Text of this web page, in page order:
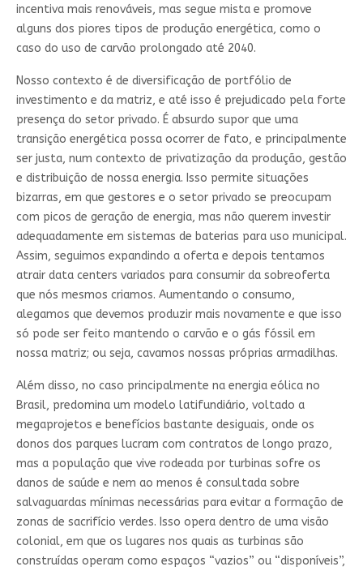
incentiva mais renováveis, mas segue mista e promove
alguns dos piores tipos de produção energética, como o
caso do uso de carvão prolongado até 2040.
Nosso contexto é de diversificação de portfólio de
investimento e da matriz, e até isso é prejudicado pela forte
presença do setor privado. É absurdo supor que uma
transição energética possa ocorrer de fato, e principalmente
ser justa, num contexto de privatização da produção, gestão
e distribuição de nossa energia. Isso permite situações
bizarras, em que gestores e o setor privado se preocupam
com picos de geração de energia, mas não querem investir
adequadamente em sistemas de baterias para uso municipal.
Assim, seguimos expandindo a oferta e depois tentamos
atrair data centers variados para consumir da sobreoferta
que nós mesmos criamos. Aumentando o consumo,
alegamos que devemos produzir mais novamente e que isso
só pode ser feito mantendo o carvão e o gás fóssil em
nossa matriz; ou seja, cavamos nossas próprias armadilhas.
Além disso, no caso principalmente na energia eólica no
Brasil, predomina um modelo latifundiário, voltado a
megaprojetos e benefícios bastante desiguais, onde os
donos dos parques lucram com contratos de longo prazo,
mas a população que vive rodeada por turbinas sofre os
danos de saúde e nem ao menos é consultada sobre
salvaguardas mínimas necessárias para evitar a formação de
zonas de sacrifício verdes. Isso opera dentro de uma visão
colonial, em que os lugares nos quais as turbinas são
construídas operam como espaços “vazios” ou “disponíveis”,